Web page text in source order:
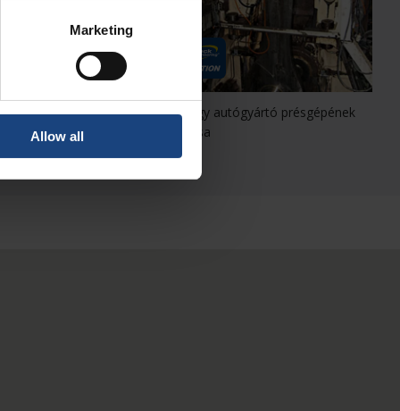
Marketing
Allow all
préskomponensek
Egy nagy autógyártó présgépének
felújítása